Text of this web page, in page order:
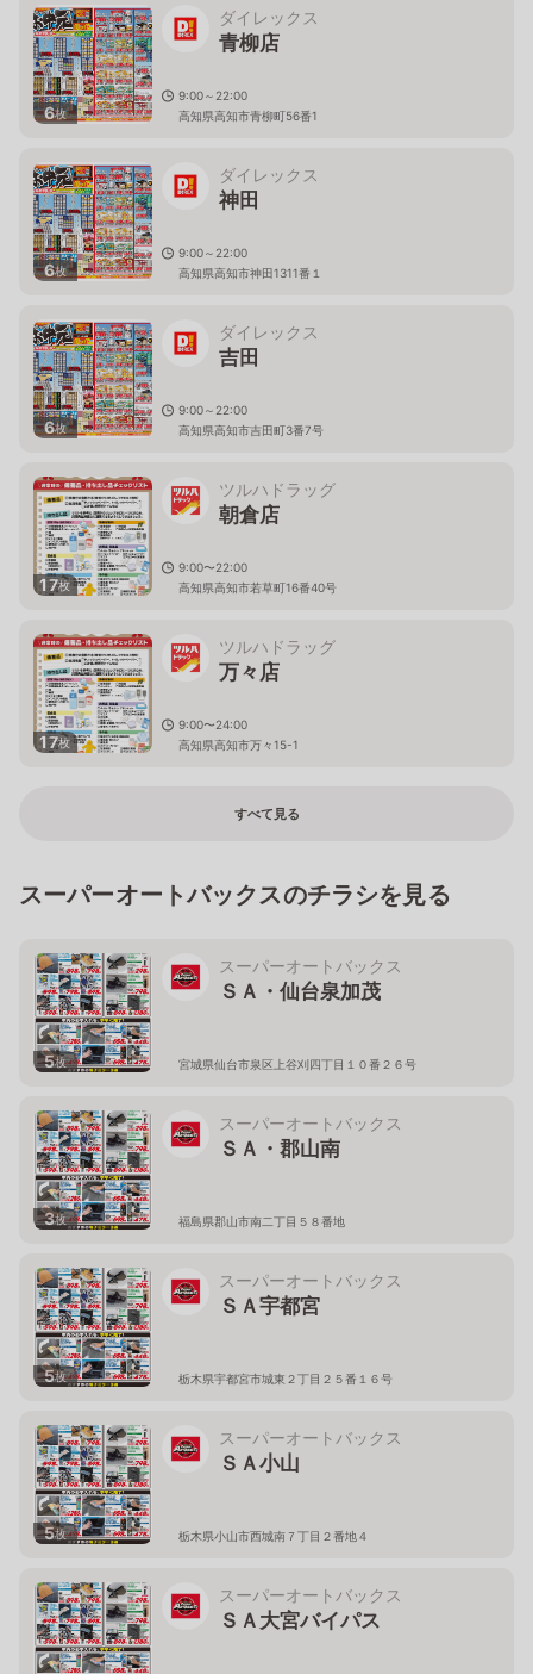
6枚
ダイレックス
青柳店
9:00～22:00
高知県高知市青柳町56番1
6枚
ダイレックス
神田
9:00～22:00
高知県高知市神田1311番１
6枚
ダイレックス
吉田
9:00～22:00
高知県高知市吉田町3番7号
17枚
ツルハドラッグ
朝倉店
9:00〜22:00
高知県高知市若草町16番40号
17枚
ツルハドラッグ
万々店
9:00〜24:00
高知県高知市万々15-1
すべて見る
スーパーオートバックスのチラシを見る
5枚
スーパーオートバックス
ＳＡ・仙台泉加茂
宮城県仙台市泉区上谷刈四丁目１０番２６号
3枚
スーパーオートバックス
ＳＡ・郡山南
福島県郡山市南二丁目５８番地
5枚
スーパーオートバックス
ＳＡ宇都宮
栃木県宇都宮市城東２丁目２５番１６号
5枚
スーパーオートバックス
ＳＡ小山
栃木県小山市西城南７丁目２番地４
スーパーオートバックス
ＳＡ大宮バイパス